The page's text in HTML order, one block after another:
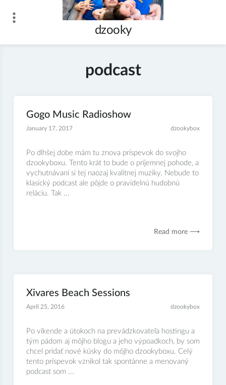
dzooky
podcast
Gogo Music Radioshow
January 17, 2017 dzookybox
Po dlhšej dobe mám tu znova príspevok do svojho
dzookyboxu. Tento krát to bude o príjemnej pohode, a
vychutnávaní si tej naozaj kvalitnej muziky. Nebude to
klasický podcast ale pôjde o pravidelnú hudobnú
reláciu. Tak ...
Read more ⟶
Xivares Beach Sessions
April 25, 2016 dzookybox
Po víkende a útokoch na prevádzkovateľa hostingu a
tým pádom aj môjho blogu a jeho výpoadkoch, by som
chcel pridať nové kúsky do môjho dzookyboxu. Celý
tento príspevok vznikol tak spontánne a menovaný
podcast som ...